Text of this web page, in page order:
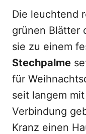
Die leuchtend
grünen Blätter
sie zu einem
Stechpalme
für
seit langem
Verbindung
Kranz einen